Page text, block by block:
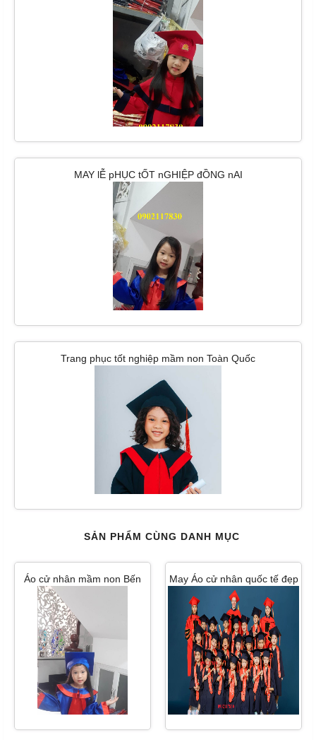
MAY lỄ pHỤC tỐT nGHIỆP đỒNG nAI
Trang phục tốt nghiệp mầm non Toàn Quốc
SẢN PHẨM CÙNG DANH MỤC
Áo cử nhân mầm non Bến May Áo cử nhân quốc tế đẹp